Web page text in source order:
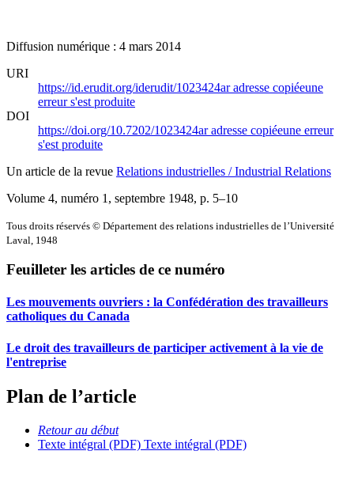
Diffusion numérique : 4 mars 2014
URI
https://id.erudit.org/iderudit/1023424aradresse copiéeune
erreur s'est produite
DOI
https://doi.org/10.7202/1023424aradresse copiéeune erreur
s'est produite
Un article de la revue Relations industrielles / Industrial Relations
Volume 4, numéro 1, septembre 1948, p. 5–10
Tous droits réservés © Département des relations industrielles de l’Université
Laval, 1948
Feuilleter les articles de ce numéro
Les mouvements ouvriers : la Confédération des travailleurs
catholiques du Canada
Le droit des travailleurs de participer activement à la vie de
l'entreprise
Plan de l’article
Retour au début
Texte intégral (PDF) Texte intégral (PDF)